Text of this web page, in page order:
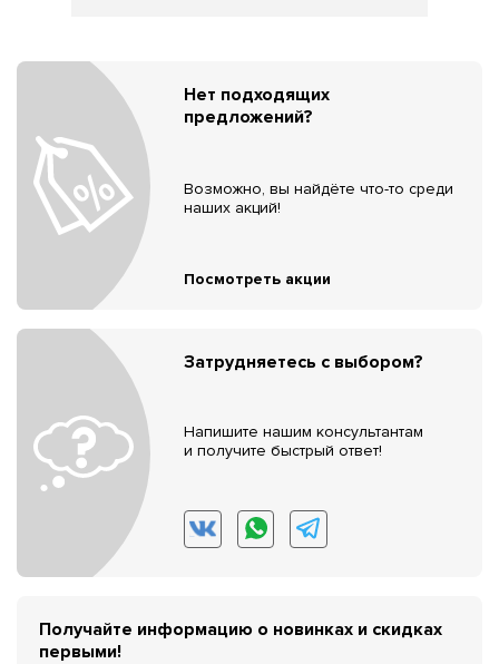
Нет подходящих
предложений?
Возможно, вы найдёте что-то среди
наших акций!
Посмотреть акции
Затрудняетесь с выбором?
Напишите нашим консультантам
и получите быстрый ответ!
Получайте информацию о новинках и скидках
первыми!